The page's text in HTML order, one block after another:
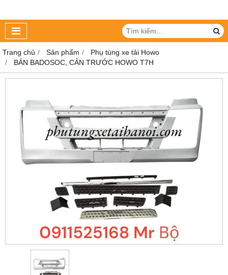
Trang chủ Sản phẩm
Phụ tùng xe tải Howo
BÁN BADOSOC, CẢN TRƯỚC HOWO T7H